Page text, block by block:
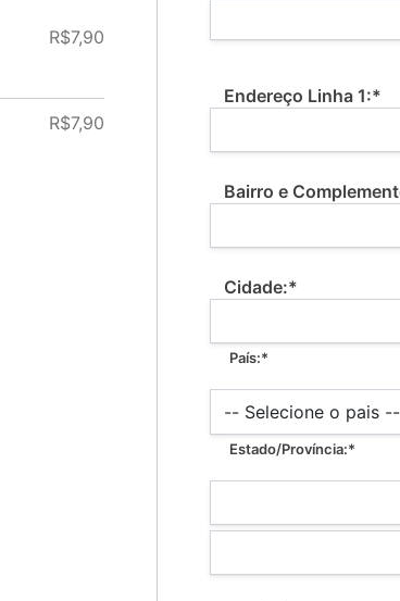
Billing Address
Endereço Linha 1:*
Bairro e
Cidade:*
País:*
Estado/Província:*
R$7,90
R$7,90